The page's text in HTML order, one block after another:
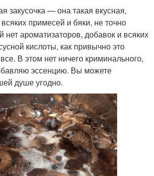
закусочка — она такая вкусная,
примесей и бяки, не точно
нет ароматизаторов, добавок и всяких
кислоты, как привычно это
В этом нет ничего криминального,
эссенцию. Вы можете
душе угодно.